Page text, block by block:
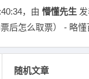
，由 懵懂先生
后怎么取票） - 略懂
随机文章